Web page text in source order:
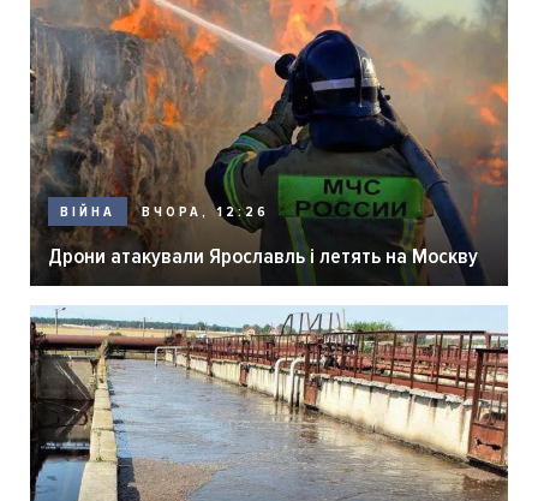
ВІЙНА ВЧОРА, 12:26
Дрони атакували Ярославль і летять на Москву